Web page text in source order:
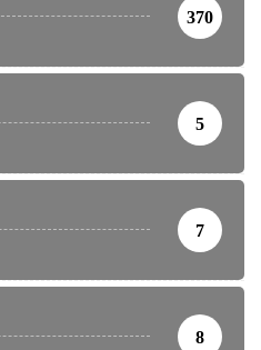
370
5
7
8